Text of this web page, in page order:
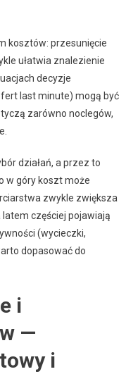
kosztów: przesunięcie
ułatwia znalezienie
decyzje
last minute) mogą być
zarówno noclegów,
działań, a przez to
w góry koszt może
zwykle zwiększa
częściej pojawiają
(wycieczki,
dopasować do
i
—
i